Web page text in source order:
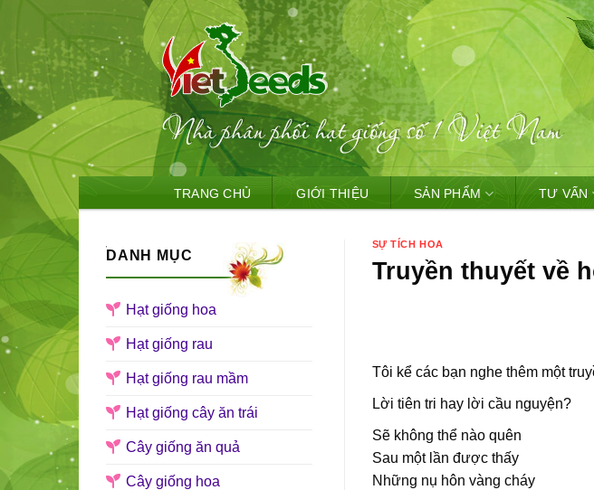
to
TRANG CHỦ GIỚI THIỆU SẢN PHẨM TƯ VẤN
DANH MỤC
Hạt giống hoa
Hạt giống rau
Hạt giống rau mầm
Hạt giống cây ăn trái
Cây giống ăn quả
Cây giống hoa
SỰ TÍCH HOA
Truyền thuyết về
Tôi kể các bạn nghe thêm một
Lời tiên tri hay lời cầu nguyện?
Sẽ không thể nào quên
Sau một lần được thấy
Những nụ hôn vàng cháy